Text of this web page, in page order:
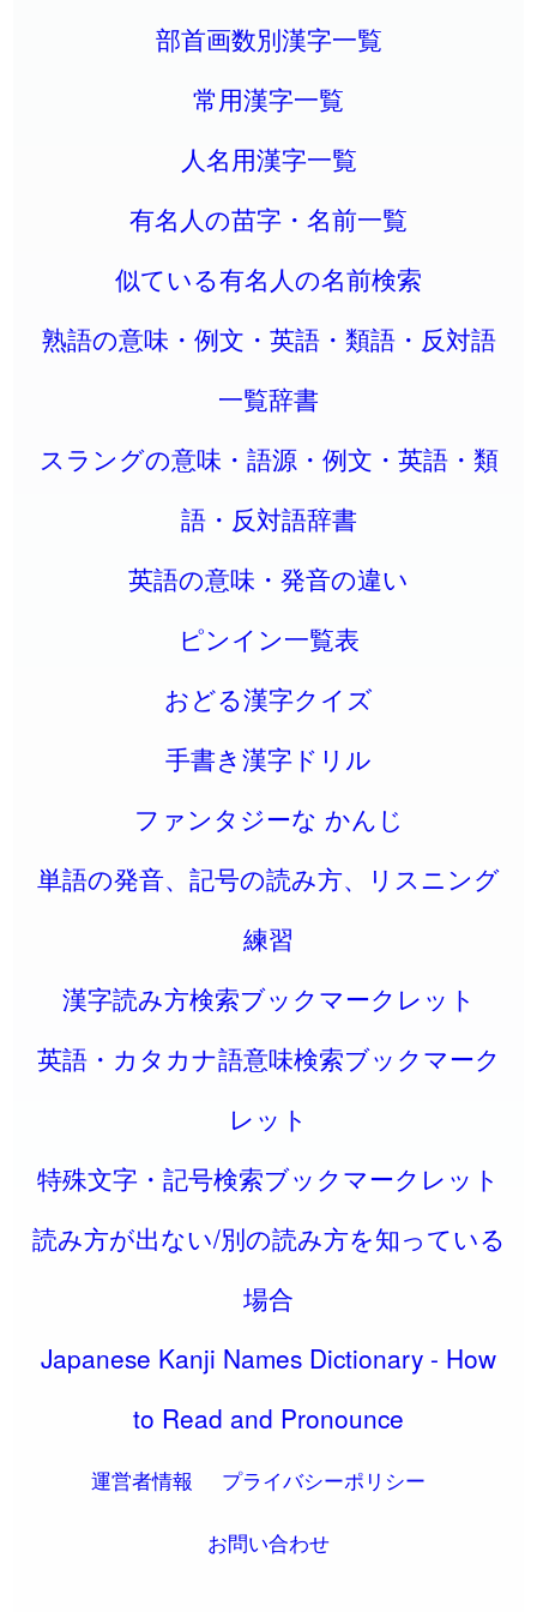
部首画数別漢字一覧
常用漢字一覧
人名用漢字一覧
有名人の苗字・名前一覧
似ている有名人の名前検索
熟語の意味・例文・英語・類語・反対語
一覧辞書
スラングの意味・語源・例文・英語・類
語・反対語辞書
英語の意味・発音の違い
ピンイン一覧表
おどる漢字クイズ
手書き漢字ドリル
ファンタジーな かんじ
単語の発音、記号の読み方、リスニング
練習
漢字読み方検索ブックマークレット
英語・カタカナ語意味検索ブックマーク
レット
特殊文字・記号検索ブックマークレット
読み方が出ない/別の読み方を知っている
場合
Japanese Kanji Names Dictionary - How
to Read and Pronounce
運営者情報 プライバシーポリシー
お問い合わせ